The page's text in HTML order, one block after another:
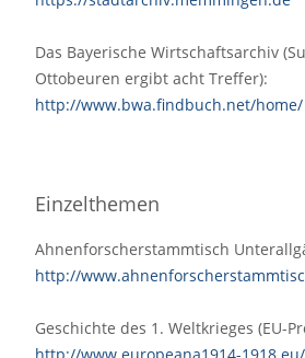
Das Bayerische Wirtschaftsarchiv
Ottobeuren ergibt acht Treffer):
http://www.bwa.findbuch.net/home/
Einzelthemen
Ahnenforscherstammtisch
http://
Geschichte des 1. Weltkrieges (EU-